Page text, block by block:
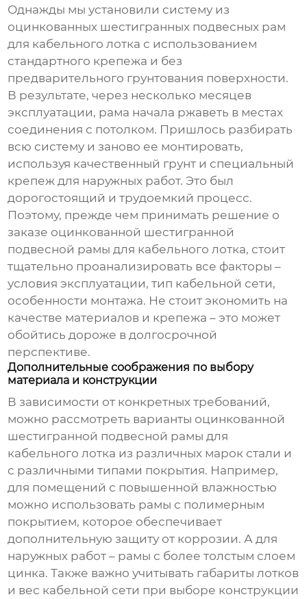
Однажды мы установили систему из
оцинкованных шестигранных подвесных рам
для кабельного лотка с использованием
стандартного крепежа и без
предварительного грунтования поверхности.
В результате, через несколько месяцев
эксплуатации, рама начала ржаветь в местах
соединения с потолком. Пришлось разбирать
всю систему и заново ее монтировать,
используя качественный грунт и специальный
крепеж для наружных работ. Это был
дорогостоящий и трудоемкий процесс.
Поэтому, прежде чем принимать решение о
заказе оцинкованной шестигранной
подвесной рамы для кабельного лотка, стоит
тщательно проанализировать все факторы –
условия эксплуатации, тип кабельной сети,
особенности монтажа. Не стоит экономить на
качестве материалов и крепежа – это может
обойтись дороже в долгосрочной
перспективе.
Дополнительные соображения по выбору
материала и конструкции
В зависимости от конкретных требований,
можно рассмотреть варианты оцинкованной
шестигранной подвесной рамы для
кабельного лотка из различных марок стали и
с различными типами покрытия. Например,
для помещений с повышенной влажностью
можно использовать рамы с полимерным
покрытием, которое обеспечивает
дополнительную защиту от коррозии. А для
наружных работ – рамы с более толстым слоем
цинка. Также важно учитывать габариты лотков
и вес кабельной сети при выборе конструкции